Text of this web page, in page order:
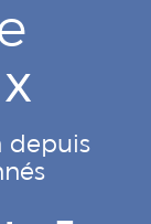
depuis